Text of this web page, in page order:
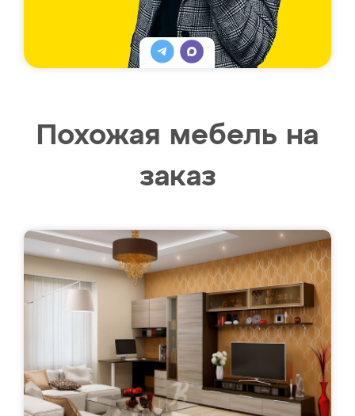
Похожая мебель на
заказ